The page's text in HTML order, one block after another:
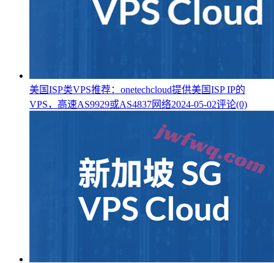
美国ISP类VPS推荐：onetechcloud提供美国ISP IP的
VPS，高速AS9929或AS4837网络2024-05-02评论(0)